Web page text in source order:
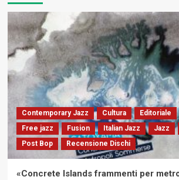
Contemporary Jazz Cultura Editoriale
Free jazz
Fusion Italian Jazz Jazz
Post Bop
Recensione Dischi
«Concrete Islands frammenti per